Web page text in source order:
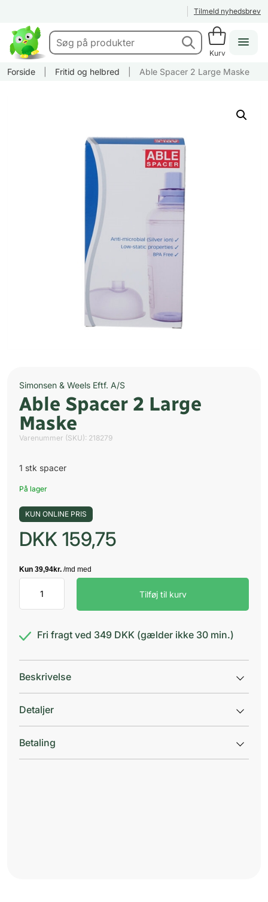
Tilmeld nyhedsbrev
Kurv
Forside Fritid og helbred Able Spacer 2 Large Maske
Simonsen & Weels Eftf. A/S
Able Spacer 2 Large
Maske
Varenummer (SKU): 218279
1 stk spacer
På lager
KUN ONLINE PRIS
DKK 159,75
Spacer
2
Maske
Tilføj til kurv
Fri fragt ved 349 DKK (gælder ikke 30 min.)
Beskrivelse
Detaljer
Betaling